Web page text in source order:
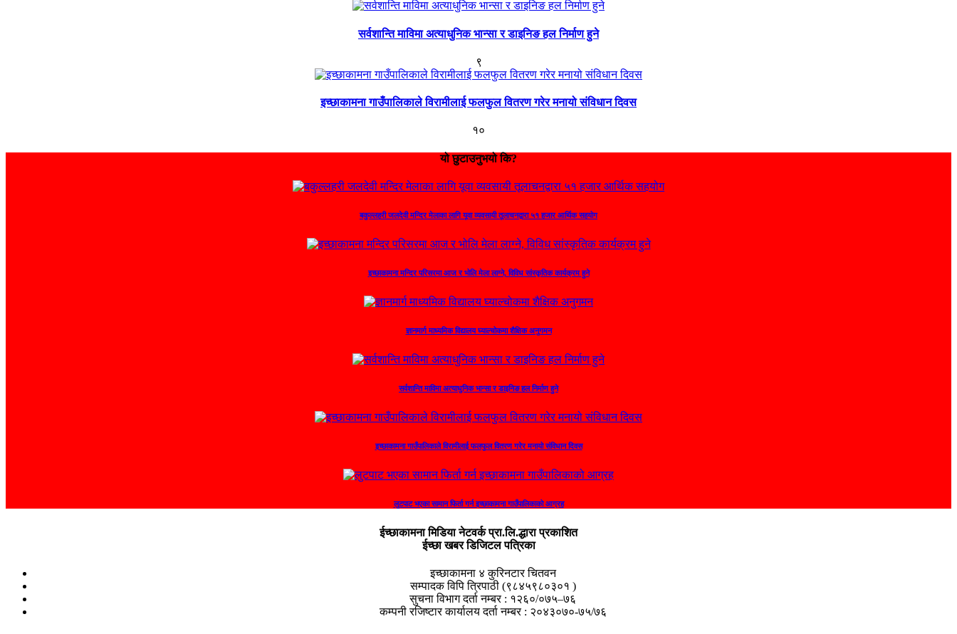
सर्वशान्ति माविमा अत्याधुनिक भान्सा र डाइनिङ हल निर्माण हुने
९
इच्छाकामना गाउँपालिकाले विरामीलाई फलफुल वितरण गरेर मनायो संविधान दिवस
१०
यो छुटाउनुभयो कि?
बकुल्लहरी जलदेवी मन्दिर मेलाका लागि यूवा व्यवसायी तूलाचनद्वारा ५१ हजार आर्थिक सहयोग
इच्छाकामना मन्दिर परिसरमा आज र भोलि मेला लाग्ने, विविध सांस्कृतिक कार्यक्रम हुने
ज्ञानमार्ग माध्यमिक विद्यालय घ्याल्चोकमा शैक्षिक अनुगमन
सर्वशान्ति माविमा अत्याधुनिक भान्सा र डाइनिङ हल निर्माण हुने
इच्छाकामना गाउँपालिकाले विरामीलाई फलफुल वितरण गरेर मनायो संविधान दिवस
लुटपाट भएका सामान फिर्ता गर्न इच्छाकामना गाउँपालिकाको आग्रह
ईच्छाकामना मिडिया नेटवर्क प्रा.लि.द्धारा प्रकाशित
ईच्छा खबर डिजिटल पत्रिका
इच्छाकामना ४ कुरिनटार चितवन
सम्पादक विपि त्रिपाठी (९८४५९८०३०१ )
सुचना विभाग दर्ता नम्बर : १२६०/०७५–७६
कम्पनी रजिष्टार कार्यालय दर्ता नम्बर : २०४३०७०-७५/७६